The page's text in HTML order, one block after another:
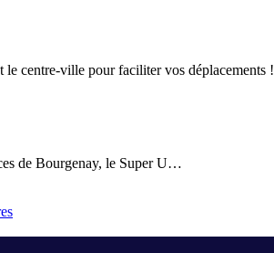
le centre-ville pour faciliter vos déplacements !
de Bourgenay, le Super U…